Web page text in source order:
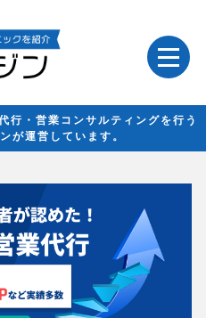
・営業コンサルティングを行う
が運営しています。